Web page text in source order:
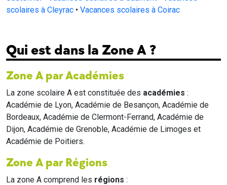
scolaires à Cleyrac • Vacances scolaires à Coirac
Qui est dans la Zone A ?
Zone A par Académies
La zone scolaire A est constituée des académies :
Académie de Lyon, Académie de Besançon, Académie de
Bordeaux, Académie de Clermont-Ferrand, Académie de
Dijon, Académie de Grenoble, Académie de Limoges et
Académie de Poitiers.
Zone A par Régions
La zone A comprend les régions :